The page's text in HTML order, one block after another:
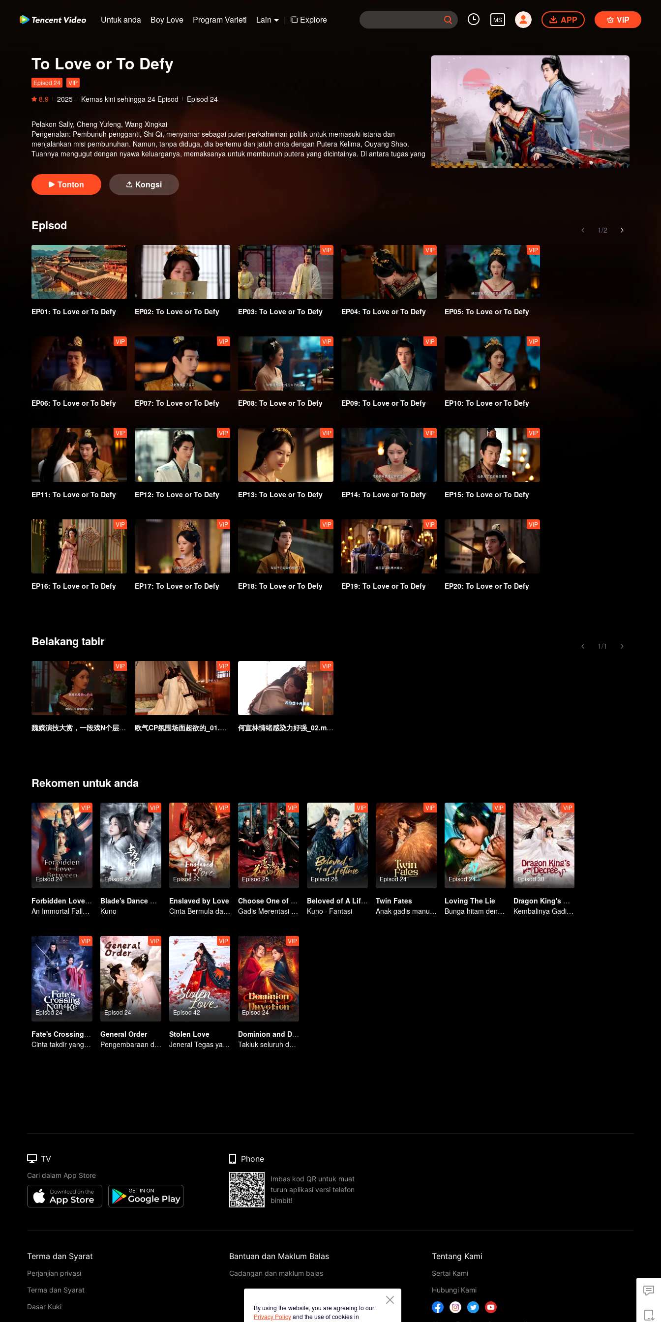
Untuk anda Boy Love Program Varieti Lain | Explore MS APP VIP
To Love or To Defy
Episod 24 VIP
8.9 2025 Kemas kini sehingga 24 Episod Episod 24
Pelakon Sally, Cheng Yufeng, Wang Xingkai
Pengenalan: Pembunuh pengganti, Shi Qi, menyamar sebagai puteri perkahwinan politik untuk memasuki istana dan
menjalankan misi pembunuhan. Namun, tanpa diduga, dia bertemu dan jatuh cinta dengan Putera Kelima, Ouyang Shao.
Tuannya mengugut dengan nyawa keluarganya, memaksanya untuk membunuh putera yang dicintainya. Di antara tugas yang
Tonton Kongsi
Episod 1/2
EP01: To Love or To Defy EP02: To Love or To Defy
VIP
EP03: To Love or To Defy
VIP
EP04: To Love or To Defy
VIP
EP05: To Love or To Defy
VIP
EP06: To Love or To Defy
VIP
EP07: To Love or To Defy
VIP
EP08: To Love or To Defy
VIP
EP09: To Love or To Defy
VIP
EP10: To Love or To Defy
VIP
EP11: To Love or To Defy
VIP
EP12: To Love or To Defy
VIP
EP13: To Love or To Defy
VIP
EP14: To Love or To Defy
VIP
EP15: To Love or To Defy
VIP
EP16: To Love or To Defy
VIP
EP17: To Love or To Defy
VIP
EP18: To Love or To Defy
VIP
EP19: To Love or To Defy
VIP
EP20: To Love or To Defy
Belakang tabir 1/1
VIP
魏嫔演技大赏，一段戏N个层次_03.mp4
VIP
欧气CP氛围场面超欲的_01.mp4
VIP
何宣林情绪感染力好强_02.mp4
Rekomen untuk anda
Episod 24
VIP
Forbidden Love Between
An Immortal Falls in Love With a Witch
Episod 24
VIP
Blade's Dance with You
Kuno
Episod 24
VIP
Enslaved by Love
Cinta Bermula dan Berakhir di Istana
Episod 25
VIP
Choose One of Four
Gadis Merentasi Masa untuk menawan Empat Jejaka Tampan
Episod 26
VIP
Beloved of A Lifetime
Kuno · Fantasi
Episod 24
VIP
Twin Fates
Anak gadis manusia rela bersatu nasib dengan makhluk ilahi
Episod 24
VIP
Loving The Lie
Bunga hitam dendam terperangkap cinta dengan pewaris nakal
Episod 30
VIP
Dragon King's Decree
Kembalinya Gadis Anak Gundik yang Pernah Dipermalukan
Episod 24
VIP
Fate's Crossing Nan & Ke
Cinta takdir yang melintasi masa dan mimpi!
Episod 24
VIP
General Order
Pengembaraan dan cinta melalui masa!
Episod 42
VIP
Stolen Love
Jeneral Tegas yang Berjuang untuk Isteri dan Cinta!
Episod 24
VIP
Dominion and Devotion
Takluk seluruh dunia, tapi cintanya hanya untuk dia.
By using the website, you are agreeing to our
Privacy Policyand the use of cookies in
TV
Cari dalam App Store
Phone
Imbas kod QR untuk muat
turun aplikasi versi telefon
bimbit!
Terma dan Syarat
Perjanjian privasi
Terma dan Syarat
Dasar Kuki
Bantuan dan Maklum Balas
Cadangan dan maklum balas
Tentang Kami
Sertai Kami
Hubungi Kami